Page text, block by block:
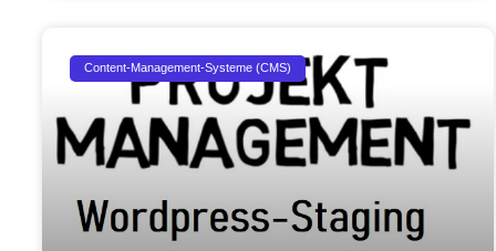
Content-Management-Systeme (CMS)